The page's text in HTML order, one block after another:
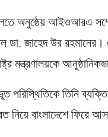
অনুষ্ঠেয় আইওআরএ
ডা. জাহেদ উর
মন্ত্রণালয়কে
পরিস্থিতিকে তিনি
নিয়ে বাংলাদেশে ফিরে